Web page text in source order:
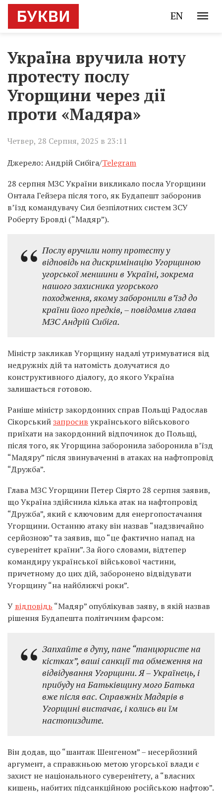
EN
Україна вручила ноту
протесту послу
Угорщини через дії
проти «Мадяра»
Четвер, 28 Серпня, 2025 в 23:11
Джерело: Андрій Сибіга/Telegram
28 серпня МЗС України викликало посла Угорщини
Онтала Гейзера після того, як Будапешт заборонив
в’їзд командувачу Сил безпілотних систем ЗСУ
Роберту Бровді (“Мадяр”).
Послу вручили ноту протесту у
відповідь на дискримінацію Угорщиною
угорської меншини в Україні, зокрема
нашого захисника угорського
походження, якому заборонили в’їзд до
країни його предків, – повідомив глава
МЗС Андрій Сибіга.
Міністр закликав Угорщину надалі утримуватися від
недружніх дій та натомість долучатися до
конструктивного діалогу, до якого Україна
залишається готовою.
Раніше міністр закордонних справ Польщі Радослав
Сікорськийзапросив українського військового
приїхати на закордонний відпочинок до Польщі,
після того, як Угорщина заборонила заборонила в’їзд
“Мадяру” після звинуваченні в атаках на нафтопровід
“Дружба”.
Глава МЗС Угорщини Петер Сіярто 28 серпня заявив,
що Україна здійснила кілька атак на нафтопровід
“Дружба”, який є ключовим для енергопостачання
Угорщини. Останню атаку він назвав “надзвичайно
серйозною” та заявив, що “це фактично напад на
суверенітет країни”. За його словами, відтепер
командиру української військової частини,
причетному до цих дій, заборонено відвідувати
Угорщину “на найближчі роки”.
У відповідь “Мадяр” опублікував заяву, в якій назвав
рішення Будапешта політичним фарсом:
Запхайте в дупу, пане “танцюристе на
кістках”, ваші санкції та обмеження на
відвідування Угорщини. Я – Українець, і
прибуду на Батьківщину мого Батька
вже після вас. Справжніх Мадярів в
Угорщині вистачає, і колись ви їм
настопиздите.
Він додав, що “шантаж Шенгеном” – несерйозний
аргумент, а справжньою метою угорської влади є
захист не національного суверенітету, а “власних
кишень, набитих підсанкційною російською нафтою”.